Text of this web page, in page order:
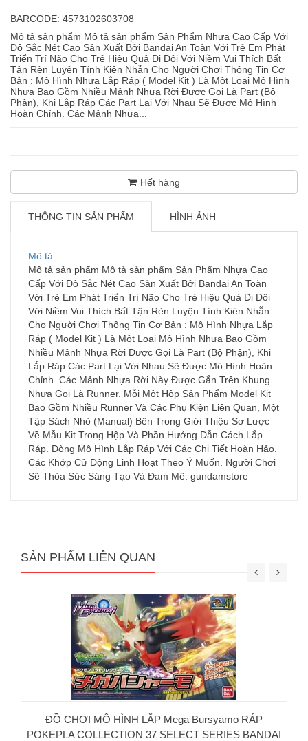
BARCODE: 4573102603708
Mô tả sản phẩm Mô tả sản phẩm Sản Phẩm Nhựa Cao Cấp Với
Độ Sắc Nét Cao Sản Xuất Bởi Bandai An Toàn Với Trẻ Em Phát
Triển Trí Não Cho Trẻ Hiệu Quả Đi Đôi Với Niềm Vui Thích Bất
Tận Rèn Luyện Tính Kiên Nhẫn Cho Người Chơi Thông Tin Cơ
Bản : Mô Hình Nhựa Lắp Ráp ( Model Kit ) Là Một Loại Mô Hình
Nhựa Bao Gồm Nhiều Mảnh Nhựa Rời Được Gọi Là Part (Bộ
Phận), Khi Lắp Ráp Các Part Lại Với Nhau Sẽ Được Mô Hình
Hoàn Chỉnh. Các Mảnh Nhựa...
Hết hàng
THÔNG TIN SẢN PHẨM HÌNH ẢNH
Mô tả
Mô tả sản phẩm Mô tả sản phẩm Sản Phẩm Nhựa Cao
Cấp Với Độ Sắc Nét Cao Sản Xuất Bởi Bandai An Toàn
Với Trẻ Em Phát Triển Trí Não Cho Trẻ Hiệu Quả Đi Đôi
Với Niềm Vui Thích Bất Tận Rèn Luyện Tính Kiên Nhẫn
Cho Người Chơi Thông Tin Cơ Bản : Mô Hình Nhựa Lắp
Ráp ( Model Kit ) Là Một Loại Mô Hình Nhựa Bao Gồm
Nhiều Mảnh Nhựa Rời Được Gọi Là Part (Bộ Phận), Khi
Lắp Ráp Các Part Lại Với Nhau Sẽ Được Mô Hình Hoàn
Chỉnh. Các Mảnh Nhựa Rời Này Được Gắn Trên Khung
Nhựa Gọi Là Runner. Mỗi Một Hộp Sản Phẩm Model Kit
Bao Gồm Nhiều Runner Và Các Phụ Kiện Liên Quan, Một
Tập Sách Nhỏ (Manual) Bên Trong Giới Thiệu Sơ Lược
Về Mẫu Kit Trong Hộp Và Phần Hướng Dẫn Cách Lắp
Ráp. Dòng Mô Hình Lắp Ráp Với Các Chi Tiết Hoàn Hảo.
Các Khớp Cử Động Linh Hoạt Theo Ý Muốn. Người Chơi
Sẽ Thỏa Sức Sáng Tạo Và Đam Mê. gundamstore
SẢN PHẨM LIÊN QUAN
ĐỒ CHƠI MÔ HÌNH LẮP Mega Bursyamo RÁP
POKEPLA COLLECTION 37 SELECT SERIES BANDAI